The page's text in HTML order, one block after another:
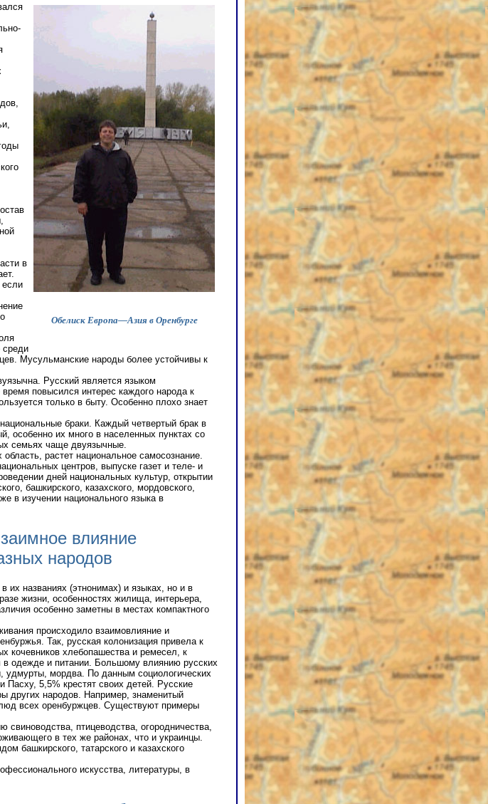
Обелиск Европа—Азия в Оренбурге
в
если
среди
Мусульманские народы более устойчивы к
Русский является языком
повысился интерес каждого народа к
только в быту. Особенно плохо знает
браки. Каждый четвертый брак в
особенно их много в населенных пунктах со
семьях чаще двуязычные.
растет национальное самосознание.
центров, выпуске газет и теле- и
дней национальных культур, открытии
башкирского, казахского, мордовского,
в изучении национального языка в
влияние
народов
их названиях (этнонимах) и языках, но и в
жизни, особенностях жилища, интерьера,
особенно заметны в местах компактного
происходило взаимовлияние и
Так, русская колонизация привела к
кочевников хлебопашества и ремесел, к
одежде и питании. Большому влиянию русских
удмурты, мордва. По данным социологических
Пасху, 5,5% крестят своих детей. Русские
других народов. Например, знаменитый
всех оренбуржцев. Существуют примеры
свиноводства, птицеводства, огородничества,
в тех же районах, что и украинцы.
башкирского, татарского и казахского
искусства, литературы, в